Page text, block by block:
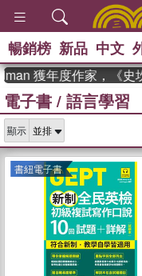
暢銷榜 新品 中文
年度作家，《史坎德
電子書 / 語言學習
顯示
書紐電子書